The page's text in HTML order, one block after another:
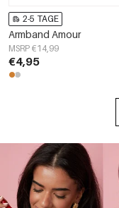
2-5 TAGE
Armband Amour
MSRP €14,99
€4,95